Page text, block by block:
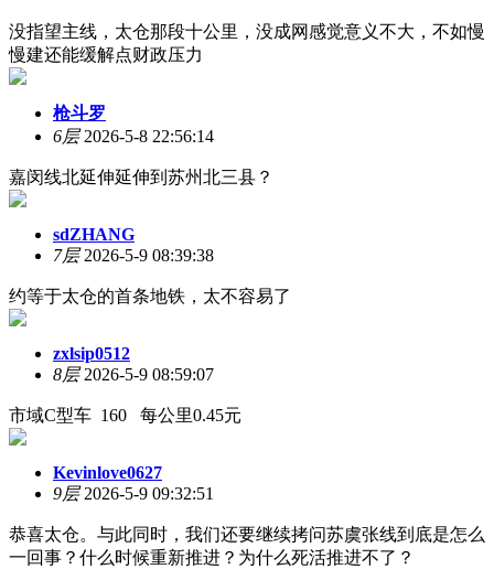
没指望主线，太仓那段十公里，没成网感觉意义不大，不如慢
慢建还能缓解点财政压力
枪斗罗
6层2026-5-8 22:56:14
嘉闵线北延伸延伸到苏州北三县？
sdZHANG
7层2026-5-9 08:39:38
约等于太仓的首条地铁，太不容易了
zxlsip0512
8层2026-5-9 08:59:07
市域C型车 160 每公里0.45元
Kevinlove0627
9层2026-5-9 09:32:51
恭喜太仓。与此同时，我们还要继续拷问苏虞张线到底是怎么
一回事？什么时候重新推进？为什么死活推进不了？